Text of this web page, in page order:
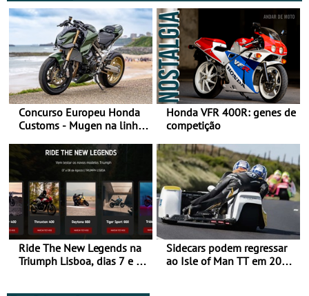
Concurso Europeu Honda
Customs - Mugen na linha
ganhar
Honda VFR 400R: genes de
competição
Ride The New Legends na
Triumph Lisboa, dias 7 e 8
Sidecars podem regressar
ao Isle of Man TT em 2027